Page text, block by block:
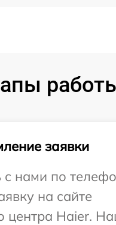
заявки
с нами по
на сайте
центра Haier.